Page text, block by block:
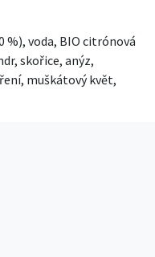
%), voda, BIO citrónová
skořice, anýz,
muškátový květ,